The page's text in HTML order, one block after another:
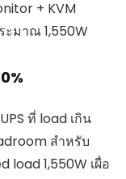
+ KVM
มาณ 1,550W
ที่ load เกิน
สำหรับ
load 1,550W เผื่อ